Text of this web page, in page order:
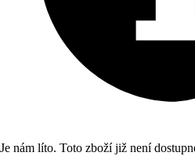
Je nám líto. Toto zboží již není